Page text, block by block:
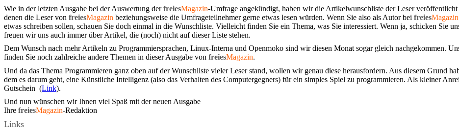
Wie in der letzten Ausgabe bei der Auswertung derfreiesMagazin-Umfrage angekündigt, haben wir die Artikelwunschliste der Leser veröffentlicht
denen die Leser von freiesMagazin beziehungsweise die Umfrageteilnehmer gerne etwas lesen würden. Wenn Sie also als Autor bei freiesMagazin
etwas schreiben sollen, schauen Sie doch einmal in die Wunschliste. Vielleicht finden Sie ein Thema, was Sie interessiert. Wenn ja, schicken Sie
freuen wir uns auch immer über Artikel, die (noch) nicht auf dieser Liste stehen.
Dem Wunsch nach mehr Artikeln zu Programmiersprachen, Linux-Interna und Openmoko sind wir diesen Monat sogar gleich nachgekommen.
finden Sie noch zahlreiche andere Themen in dieser Ausgabe von freiesMagazin.
Und da das Thema Programmieren ganz oben auf der Wunschliste vieler Leser stand, wollen wir genau diese herausfordern. Aus diesem Grund
dem es darum geht, eine Künstliche Intelligenz (also das Verhalten des Computergegners) für ein simples Spiel zu programmieren. Als kleiner
Gutschein (Link).
Und nun wünschen wir Ihnen viel Spaß mit der neuen Ausgabe
Ihre freiesMagazin-Redaktion
Links